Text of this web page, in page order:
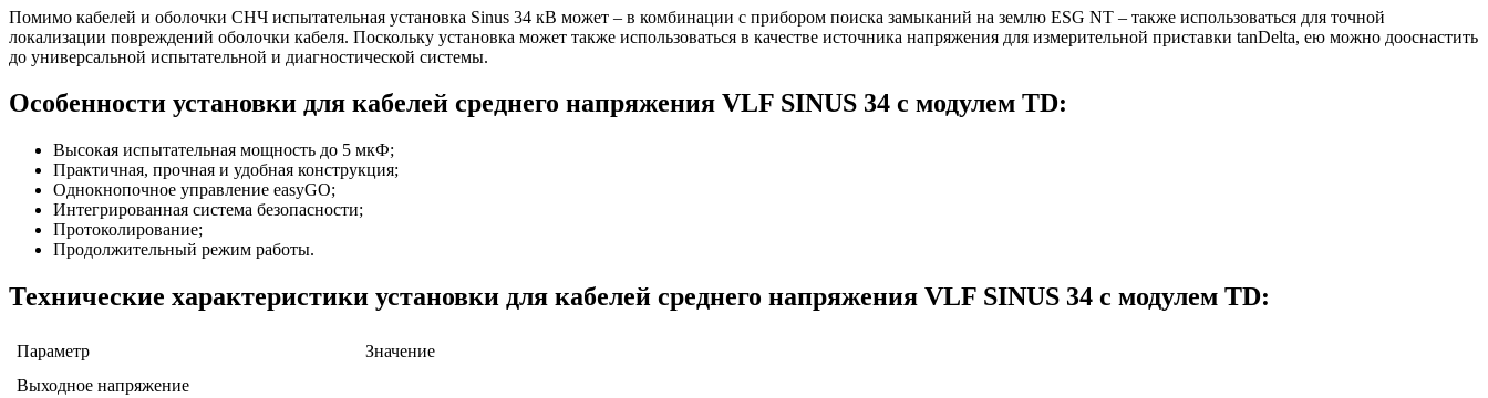
Помимо кабелей и оболочки СНЧ испытательная установка Sinus 34 кВ может – в комбинации с прибором поиска замыканий на землю ESG NT – также использоваться для точной
локализации повреждений оболочки кабеля. Поскольку установка может также использоваться в качестве источника напряжения для измерительной приставки tanDelta, ею можно дооснастить
до универсальной испытательной и диагностической системы.
Особенности установки для кабелей среднего напряжения VLF SINUS 34 с модулем TD:
Высокая испытательная мощность до 5 мкФ;
Практичная, прочная и удобная конструкция;
Однокнопочное управление easyGO;
Интегрированная система безопасности;
Протоколирование;
Продолжительный режим работы.
Технические характеристики установки для кабелей среднего напряжения VLF SINUS 34 с модулем TD:
Параметр
Значение
Выходное напряжение